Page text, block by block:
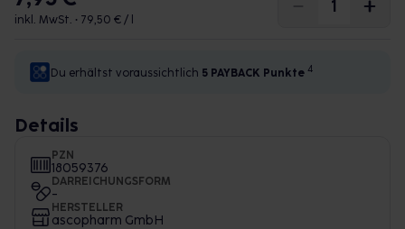
inkl. MwSt. • 79,50 € / l
Du erhältst voraussichtlich 5 PAYBACK Punkte 4
Details
PZN
18059376
DARREICHUNGSFORM
-
HERSTELLER
ascopharm GmbH